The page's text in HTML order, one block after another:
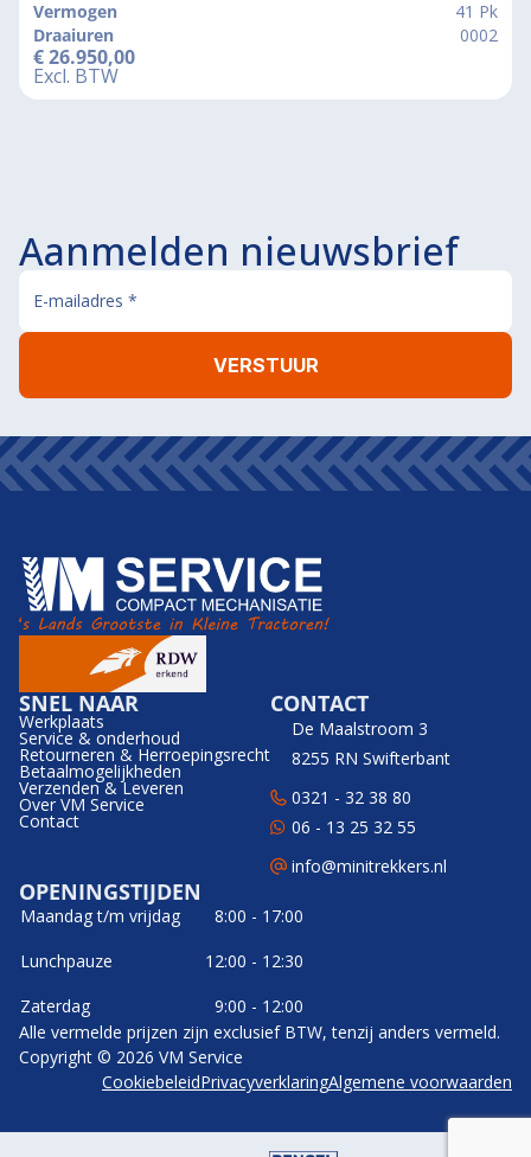
Vermogen
41 Pk
Draaiuren
0002
€26.950,00
Excl. BTW
Aanmelden nieuwsbrief
SNEL NAAR
Werkplaats
Service & onderhoud
Retourneren & Herroepingsrecht
Betaalmogelijkheden
Verzenden & Leveren
Over VM Service
Contact
CONTACT
De Maalstroom 3
8255 RN Swifterbant
0321 - 32 38 80
06 - 13 25 32 55
info@minitrekkers.nl
OPENINGSTIJDEN
Maandag t/m vrijdag
8:00 - 17:00
Lunchpauze
12:00 - 12:30
Zaterdag
9:00 - 12:00
Alle vermelde prijzen zijn exclusief BTW, tenzij anders vermeld.
Copyright © 2026 VM Service
CookiebeleidPrivacyverklaringAlgemene voorwaarden